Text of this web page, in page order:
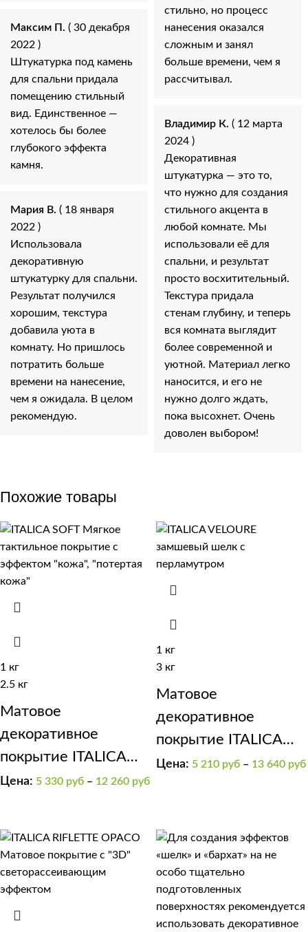
Максим П. ( 30 декабря
2022 )
Штукатурка под камень
для спальни придала
помещению стильный
вид. Единственное —
хотелось бы более
глубокого эффекта
камня.
Мария В. ( 18 января
2022 )
Использовала
декоративную
штукатурку для спальни.
Результат получился
хорошим, текстура
добавила уюта в
комнату. Но пришлось
потратить больше
времени на нанесение,
чем я ожидала. В целом
рекомендую.
стильно, но процесс
нанесения оказался
сложным и занял
больше времени, чем я
рассчитывал.
Владимир К. ( 12 марта
2024 )
Декоративная
штукатурка — это то,
что нужно для создания
стильного акцента в
любой комнате. Мы
использовали её для
спальни, и результат
просто восхитительный.
Текстура придала
стенам глубину, и теперь
вся комната выглядит
более современной и
уютной. Материал легко
наносится, и его не
нужно долго ждать,
пока высохнет. Очень
доволен выбором!
Похожие товары
1 кг
2.5 кг
Матовое
декоративное
покрытие ITALICA
SOFT
Цена: 5 330 руб – 12 260 руб
1 кг
3 кг
Матовое
декоративное
покрытие ITALICA
VELOUR
Цена: 5 210 руб – 13 640 руб